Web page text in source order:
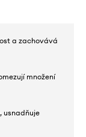
a zachovává
množení
usnadňuje